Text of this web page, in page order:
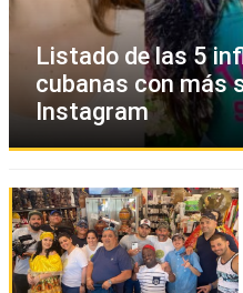
Listado de las 5
cubanas con más
Instagram